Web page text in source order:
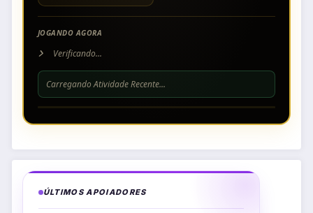
JOGANDO AGORA
Verificando...
Carregando Atividade Recente...
ÚLTIMOS APOIADORES